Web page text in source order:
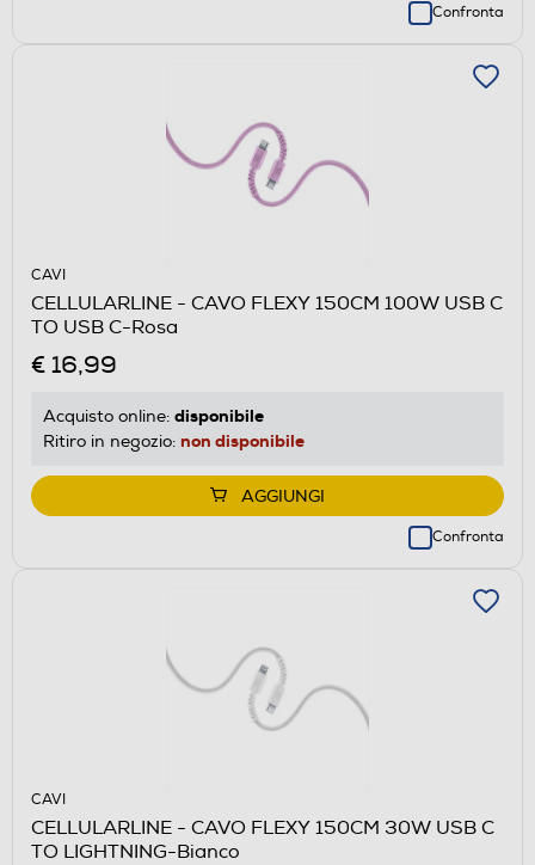
Confronta
CAVI
CELLULARLINE - CAVO FLEXY 150CM 100W USB C
TO USB C-Rosa
€ 16,99
Acquisto online: disponibile
Ritiro in negozio: non disponibile
AGGIUNGI
Confronta
CAVI
CELLULARLINE - CAVO FLEXY 150CM 30W USB C
TO LIGHTNING-Bianco